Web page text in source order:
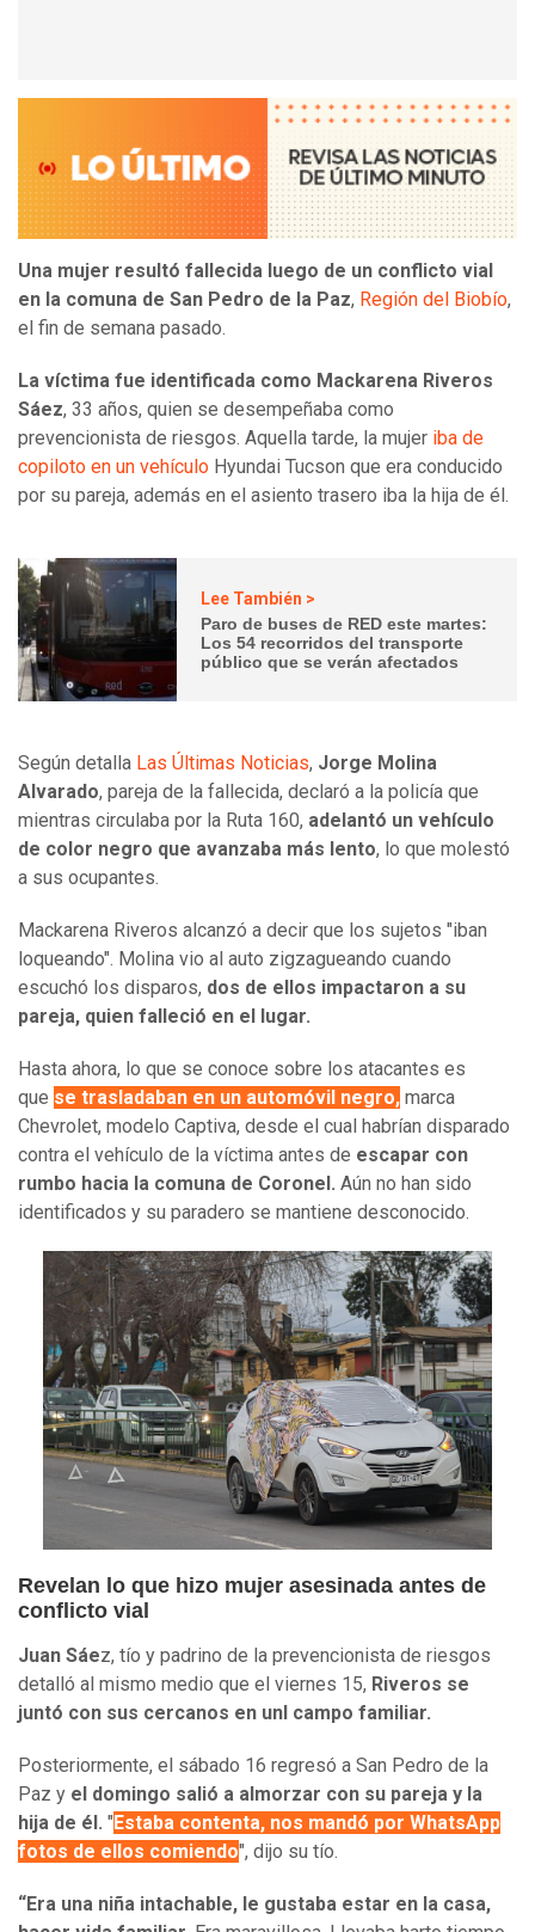
Una mujer resultó fallecida luego de un conflicto vial
en la comuna de San Pedro de la Paz, Región del Biobío,
el fin de semana pasado.
La víctima fue identificada como Mackarena Riveros
Sáez, 33 años, quien se desempeñaba como
prevencionista de riesgos. Aquella tarde, la mujer iba de
copiloto en un vehículo Hyundai Tucson que era conducido
por su pareja, además en el asiento trasero iba la hija de él.
Lee También >
Paro de buses de RED este martes:
Los 54 recorridos del transporte
público que se verán afectados
Según detalla Las Últimas Noticias, Jorge Molina
Alvarado, pareja de la fallecida, declaró a la policía que
mientras circulaba por la Ruta 160, adelantó un vehículo
de color negro que avanzaba más lento, lo que molestó
a sus ocupantes.
Mackarena Riveros alcanzó a decir que los sujetos "iban
loqueando". Molina vio al auto zigzagueando cuando
escuchó los disparos, dos de ellos impactaron a su
pareja, quien falleció en el lugar.
Hasta ahora, lo que se conoce sobre los atacantes es
que se trasladaban en un automóvil negro, marca
Chevrolet, modelo Captiva, desde el cual habrían disparado
contra el vehículo de la víctima antes de escapar con
rumbo hacia la comuna de Coronel. Aún no han sido
identificados y su paradero se mantiene desconocido.
Revelan lo que hizo mujer asesinada antes de
conflicto vial
Juan Sáez, tío y padrino de la prevencionista de riesgos
detalló al mismo medio que el viernes 15, Riveros se
juntó con sus cercanos en unl campo familiar.
Posteriormente, el sábado 16 regresó a San Pedro de la
Paz y el domingo salió a almorzar con su pareja y la
hija de él. "Estaba contenta, nos mandó por WhatsApp
fotos de ellos comiendo", dijo su tío.
“Era una niña intachable, le gustaba estar en la casa,